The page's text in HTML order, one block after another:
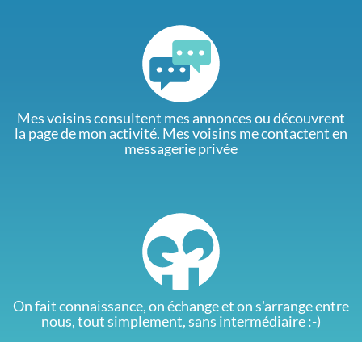
Mes voisins consultent mes annonces ou découvrent
la page de mon activité. Mes voisins me contactent en
messagerie privée
On fait connaissance, on échange et on s'arrange entre
nous, tout simplement, sans intermédiaire :-)